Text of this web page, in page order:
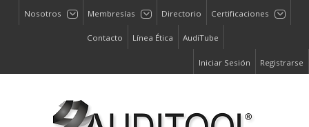
Nosotros Membresías Directorio Certificaciones
Contacto Línea Ética AudiTube
Iniciar Sesión Registrarse